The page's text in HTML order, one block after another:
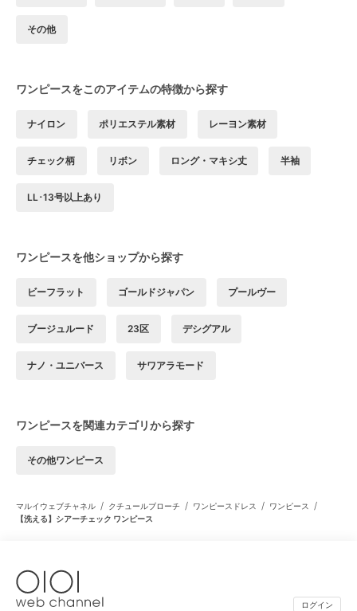
その他
ワンピースをこのアイテムの特徴から探す
ナイロン ポリエステル素材 レーヨン素材
チェック柄 リボン ロング・マキシ丈 半袖
LL･13号以上あり
ワンピースを他ショップから探す
ビーフラット ゴールドジャパン プールヴー
ブージュルード 23区 デシグアル
ナノ・ユニバース サワアラモード
ワンピースを関連カテゴリから探す
その他ワンピース
マルイウェブチャネル / クチュールブローチ / ワンピースドレス / ワンピース /
【洗える】シアーチェック ワンピース
ログイン